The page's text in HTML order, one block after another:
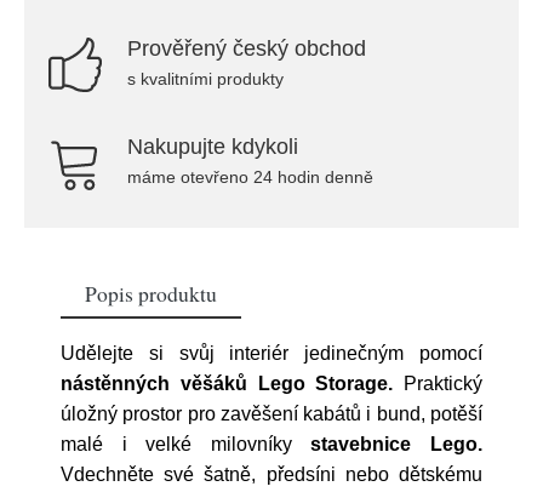
Prověřený český obchod
s kvalitními produkty
Nakupujte kdykoli
máme otevřeno 24 hodin denně
Popis produktu
Udělejte si svůj interiér jedinečným pomocí
nástěnných věšáků Lego Storage. Praktický
úložný prostor pro zavěšení kabátů i bund, potěší
malé i velké milovníkystavebnice Lego.
Vdechněte své šatně, předsíni nebo dětskému